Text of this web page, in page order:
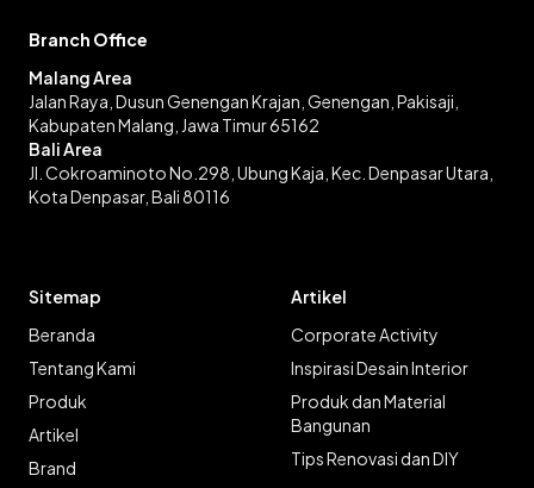
Branch Office
Malang Area
Jalan Raya, Dusun Genengan Krajan, Genengan, Pakisaji,
Kabupaten Malang, Jawa Timur 65162
Bali Area
Jl. Cokroaminoto No.298, Ubung Kaja, Kec. Denpasar Utara,
Kota Denpasar, Bali 80116
Sitemap
Beranda
Tentang Kami
Produk
Artikel
Brand
Artikel
Corporate Activity
Inspirasi Desain Interior
Produk dan Material
Bangunan
Tips Renovasi dan DIY